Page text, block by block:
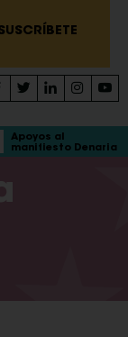
Apoyos al
manifiesto Denaria